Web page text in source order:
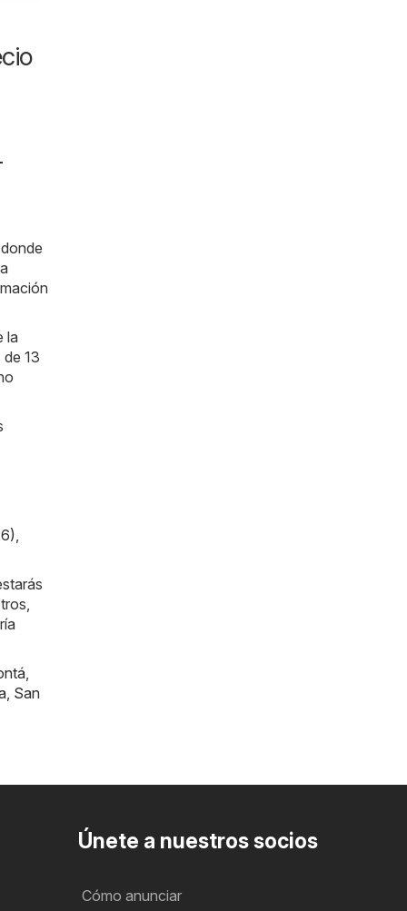
la
13
San
Únete a nuestros socios
Cómo anunciar